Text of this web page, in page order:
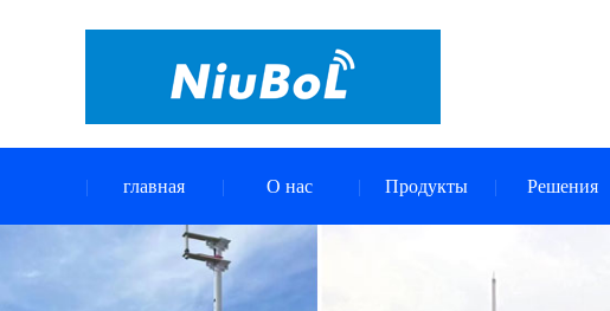
главная О нас Продукты Решения